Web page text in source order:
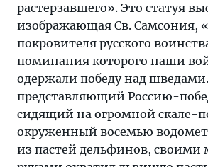
растерзавшего». Это статуя
изображающая Св. Самсония,
покровителя русского
поминания которого наши
одержали победу над
представляющий Россию-
сидящий на огромной скале-
окруженный восемью
из пастей дельфинов, своими